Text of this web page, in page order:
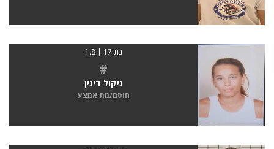
בת 17 | 1.8
#
ניקול דינין
חוסם/מת אמצע